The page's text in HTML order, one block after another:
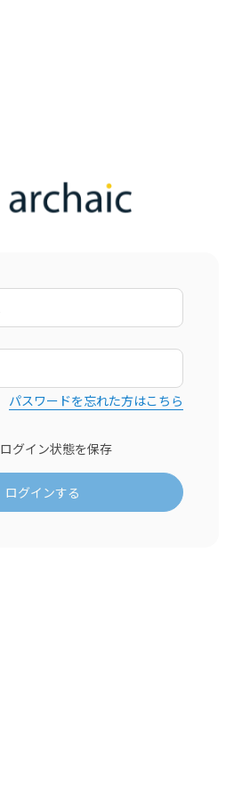
パスワードを忘れた方はこちら
ログイン状態を保存
ログインする